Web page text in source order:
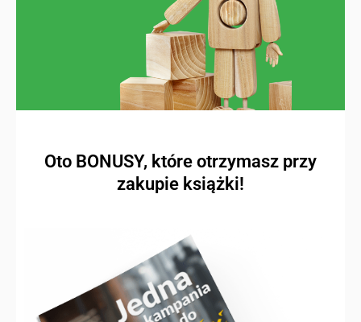
Oto BONUSY, które otrzymasz przy
zakupie książki!